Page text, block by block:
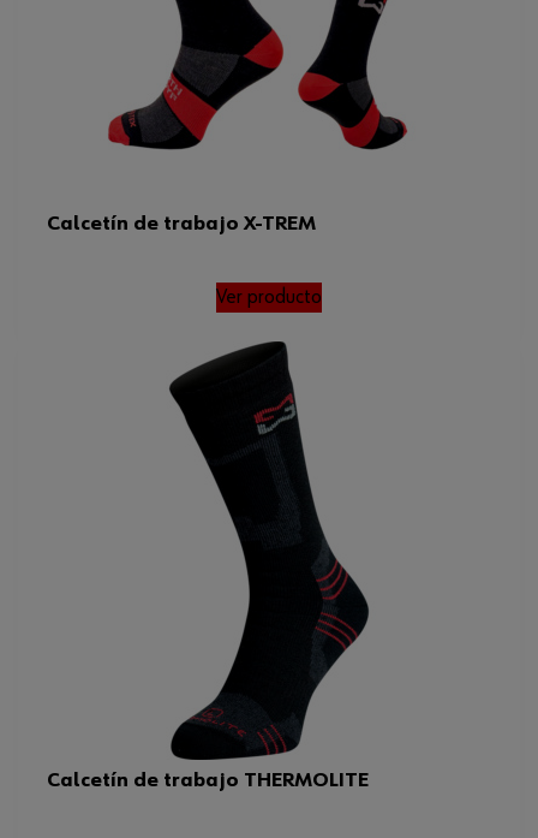
Calcetín de trabajo X-TREM
Ver producto
Calcetín de trabajo THERMOLITE